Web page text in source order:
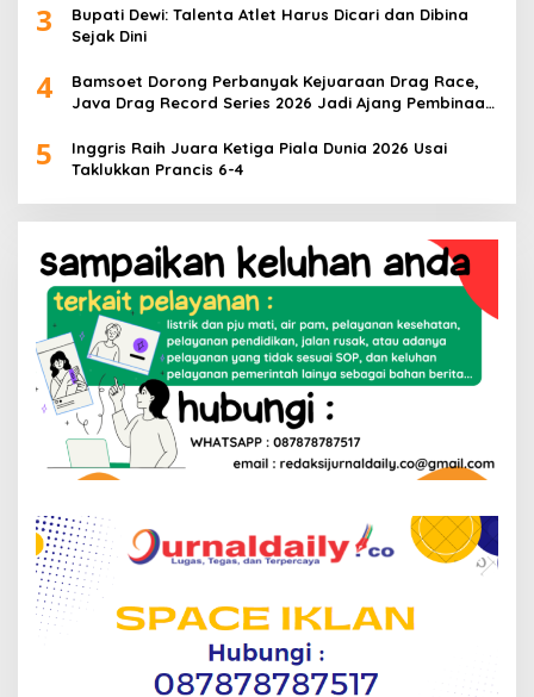
3
Bupati Dewi: Talenta Atlet Harus Dicari dan Dibina
Sejak Dini
4
Bamsoet Dorong Perbanyak Kejuaraan Drag Race,
Java Drag Record Series 2026 Jadi Ajang Pembinaan
5
Inggris Raih Juara Ketiga Piala Dunia 2026 Usai
Taklukkan Prancis 6-4